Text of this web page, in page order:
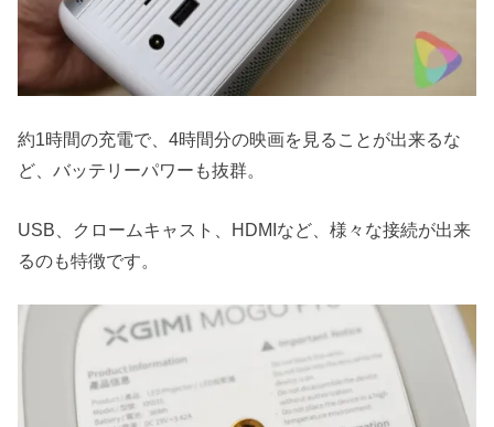
約1時間の充電で、4時間分の映画を見ることが出来るな
ど、バッテリーパワーも抜群。
USB、クロームキャスト、HDMIなど、様々な接続が出来
るのも特徴です。